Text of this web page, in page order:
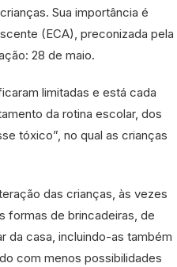
Sua importância é
(ECA), preconizada pela
28 de maio.
limitadas e está cada
da rotina escolar, dos
tóxico”, no qual as crianças
das crianças, às vezes
formas de brincadeiras, de
da casa, incluindo-as também
com menos possibilidades